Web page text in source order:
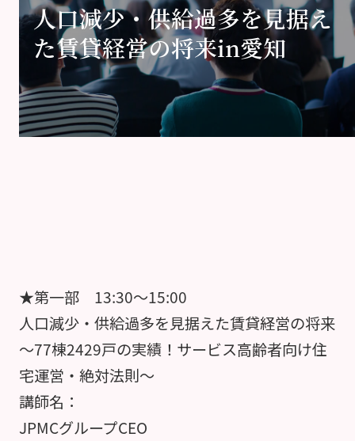
人口減少・供給過多を見据え
た賃貸経営の将来in愛知
★第一部 13:30～15:00
人口減少・供給過多を見据えた賃貸経営の将来
～77棟2429戸の実績！サービス高齢者向け住
宅運営・絶対法則～
講師名：
JPMCグループCEO